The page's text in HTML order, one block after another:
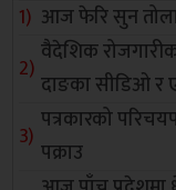
आज फेरि सुन
वैदेशिक
दाङका सीडिओ र
पत्रकारको
पक्राउ